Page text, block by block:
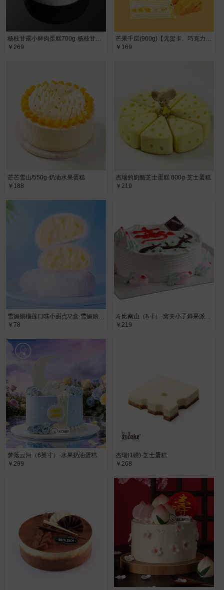
￥269
￥169
芒芒雪山/550g·奶油水果蛋糕
￥188
杰瑞的奶酪芝士蛋糕 600g·芝士蛋糕
￥219
￥78
￥219
梦落云河（6英寸）·水果奶油蛋糕
￥299
杰瑞(1磅)·芝士蛋糕
￥268